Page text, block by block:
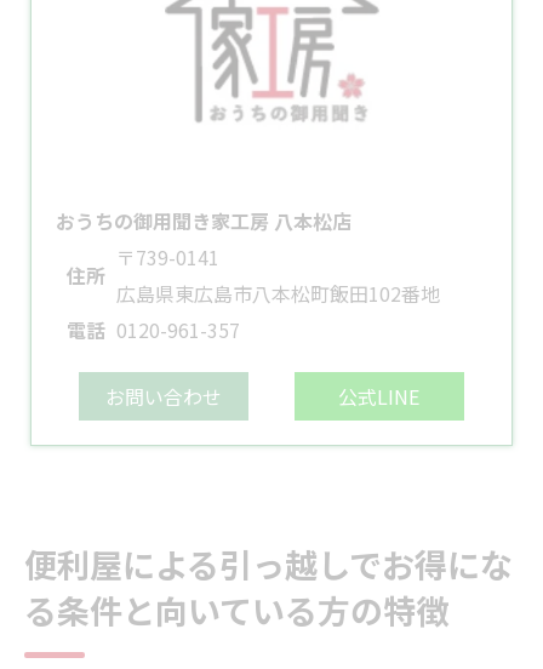
おうちの御用聞き家工房 八本松店
住所
〒739-0141
広島県東広島市八本松町飯田102番地
電話 0120-961-357
お問い合わせ 公式LINE
便利屋による引っ越しでお得にな
る条件と向いている方の特徴